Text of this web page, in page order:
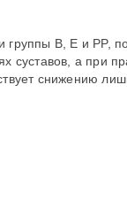
группы В, E и PP,
суставов, а при
снижению